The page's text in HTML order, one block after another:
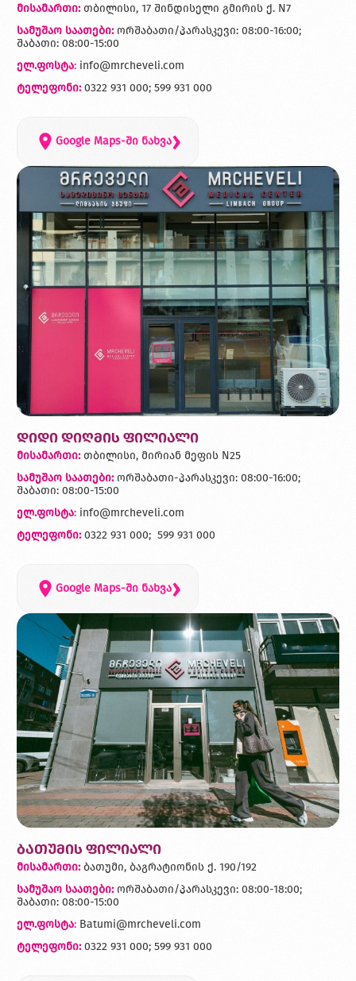
მისამართი:თბილისი, 17 შინდისელი გმირის ქ. N7
სამუშაო საათები: ორშაბათი/პარასკევი: 08:00-16:00;
შაბათი: 08:00-15:00
ელ.ფოსტა: info@mrcheveli.com
ტელეფონი: 0322 931 000; 599 931 000
Google Maps-ში ნახვა›
დიდი დიღმის ფილიალი
მისამართი: თბილისი, მირიან მეფის N25
სამუშაო საათები:ორშაბათი-პარასკევი: 08:00-16:00;
შაბათი: 08:00-15:00
ელ.ფოსტა: info@mrcheveli.com
ტელეფონი:0322 931 000; 599 931 000
Google Maps-ში ნახვა›
ბათუმის ფილიალი
მისამართი: ბათუმი, ბაგრატიონის ქ. 190/192
სამუშაო საათები:ორშაბათი/პარასკევი: 08:00-18:00;
შაბათი: 08:00-15:00
ელ.ფოსტა: Batumi@mrcheveli.com
ტელეფონი: 0322 931 000; 599 931 000